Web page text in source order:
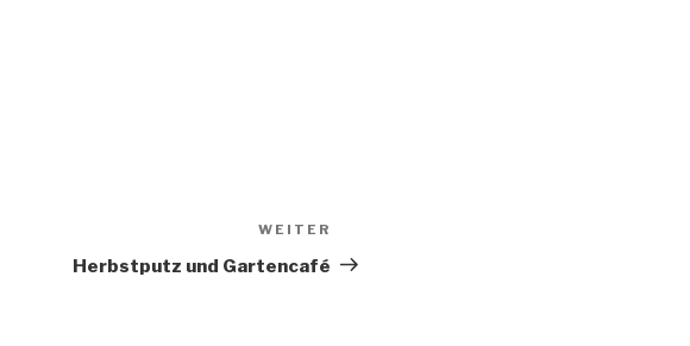
Beitrag
WEITER
Herbstputz und Gartencafé